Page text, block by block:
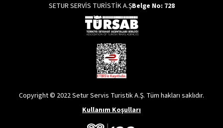
SETUR SERVİS TURİSTİK A.ŞBelge No: 728
Copyright © 2022 Setur Servis Turistik A.Ş. Tüm hakları saklıdır.
Kullanım Koşulları